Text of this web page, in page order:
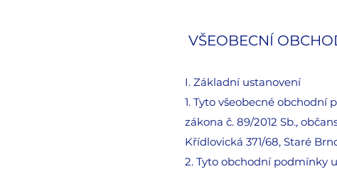
VŠEOBECNÍ
I. Základní ustanovení
1. Tyto všeobecné obchodní
zákona č. 89/2012 Sb.,
Křídlovická 371/68, Staré
2. Tyto obchodní podmínky